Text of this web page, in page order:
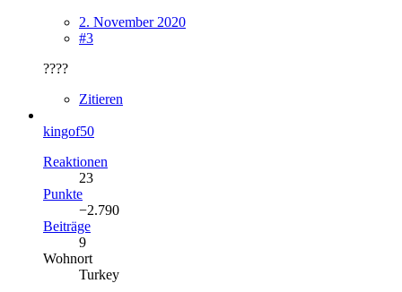
2. November 2020
#3
????
Zitieren
kingof50
Reaktionen
23
Punkte
−2.790
Beiträge
9
Wohnort
Turkey